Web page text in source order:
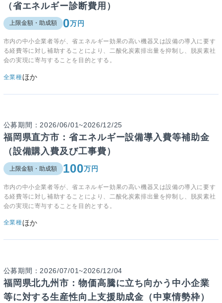
（省エネルギー診断費用）
上限金額・助成額 0万円
市内の中小企業者等が、省エネルギー効果の高い機器又は設備の導入に要す
る経費等に対し補助することにより、二酸化炭素排出量を抑制し、脱炭素社
会の実現に寄与することを目的とする。
全業種ほか
公募期間：2026/06/01~2026/12/25
福岡県直方市：省エネルギー設備導入費等補助金
（設備購入費及び工事費）
上限金額・助成額 100万円
市内の中小企業者等が、省エネルギー効果の高い機器又は設備の導入に要す
る経費等に対し補助することにより、二酸化炭素排出量を抑制し、脱炭素社
会の実現に寄与することを目的とする。
全業種ほか
公募期間：2026/07/01~2026/12/04
福岡県北九州市：物価高騰に立ち向かう中小企業
等に対する生産性向上支援助成金（中東情勢枠）